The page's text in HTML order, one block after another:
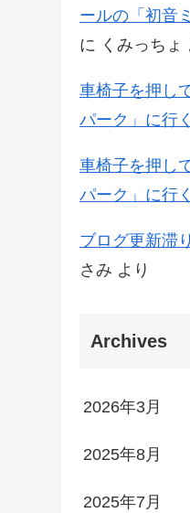
ールの「初音
に くみっちょ
車椅子を押し
パーク」に行く
車椅子を押し
パーク」に行く
ブログ更新滞
さみ より
Archives
2026年3月
2025年8月
2025年7月